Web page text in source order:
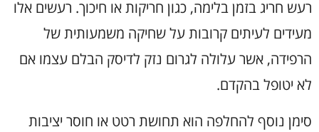
רעש חריג בזמן בלימה, כגון חריקות או חיכוך. רעשים אלו
מעידים לעיתים קרובות על שחיקה משמעותית של
הרפידה, אשר עלולה לגרום נזק לדיסק הבלם עצמו אם
לא יטופל בהקדם.
סימן נוסף להחלפה הוא תחושת רטט או חוסר יציבות